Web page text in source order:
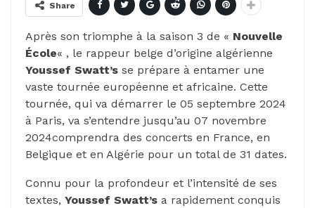
Share
Après son triomphe à la saison 3 de « Nouvelle
École« , le rappeur belge d’origine algérienne
Youssef Swatt’s se prépare à entamer une
vaste tournée européenne et africaine. Cette
tournée, qui va démarrer le 05 septembre 2024
à Paris, va s’entendre jusqu’au 07 novembre
2024comprendra des concerts en France, en
Belgique et en Algérie pour un total de 31 dates.
Connu pour la profondeur et l’intensité de ses
textes, Youssef Swatt’s a rapidement conquis